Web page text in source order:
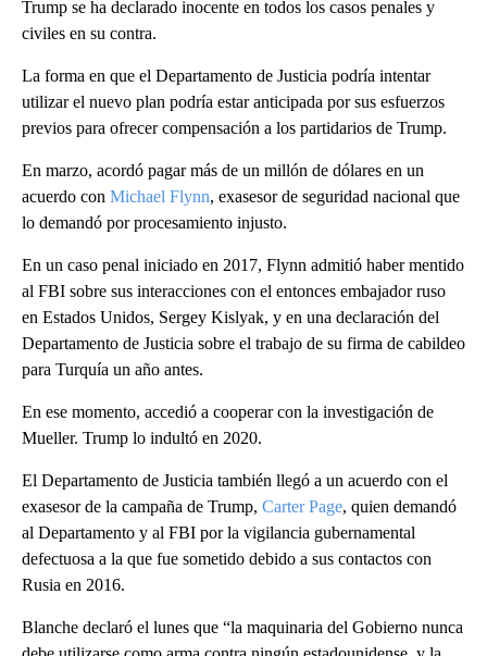
Trump se ha declarado inocente en todos los casos penales y
civiles en su contra.
La forma en que el Departamento de Justicia podría intentar
utilizar el nuevo plan podría estar anticipada por sus esfuerzos
previos para ofrecer compensación a los partidarios de Trump.
En marzo, acordó pagar más de un millón de dólares en un
acuerdo con Michael Flynn, exasesor de seguridad nacional que
lo demandó por procesamiento injusto.
En un caso penal iniciado en 2017, Flynn admitió haber mentido
al FBI sobre sus interacciones con el entonces embajador ruso
en Estados Unidos, Sergey Kislyak, y en una declaración del
Departamento de Justicia sobre el trabajo de su firma de cabildeo
para Turquía un año antes.
En ese momento, accedió a cooperar con la investigación de
Mueller. Trump lo indultó en 2020.
El Departamento de Justicia también llegó a un acuerdo con el
exasesor de la campaña de Trump, Carter Page, quien demandó
al Departamento y al FBI por la vigilancia gubernamental
defectuosa a la que fue sometido debido a sus contactos con
Rusia en 2016.
Blanche declaró el lunes que “la maquinaria del Gobierno nunca